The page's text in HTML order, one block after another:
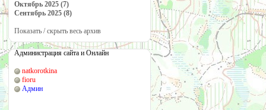
Октябрь 2025 (7)
Сентябрь 2025 (8)
Показать / скрыть весь архив
Администрация сайта и Онлайн
natkorotkina
fioru
Админ